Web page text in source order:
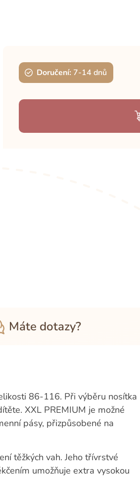
Doručení: 7-14 dnů
Máte dotazy?
86-116. Při výběru nosítka
XXL PREMIUM je možné
pásy, přizpůsobené na
těžkých vah. Jeho třívrstvé
umožňuje extra vysokou